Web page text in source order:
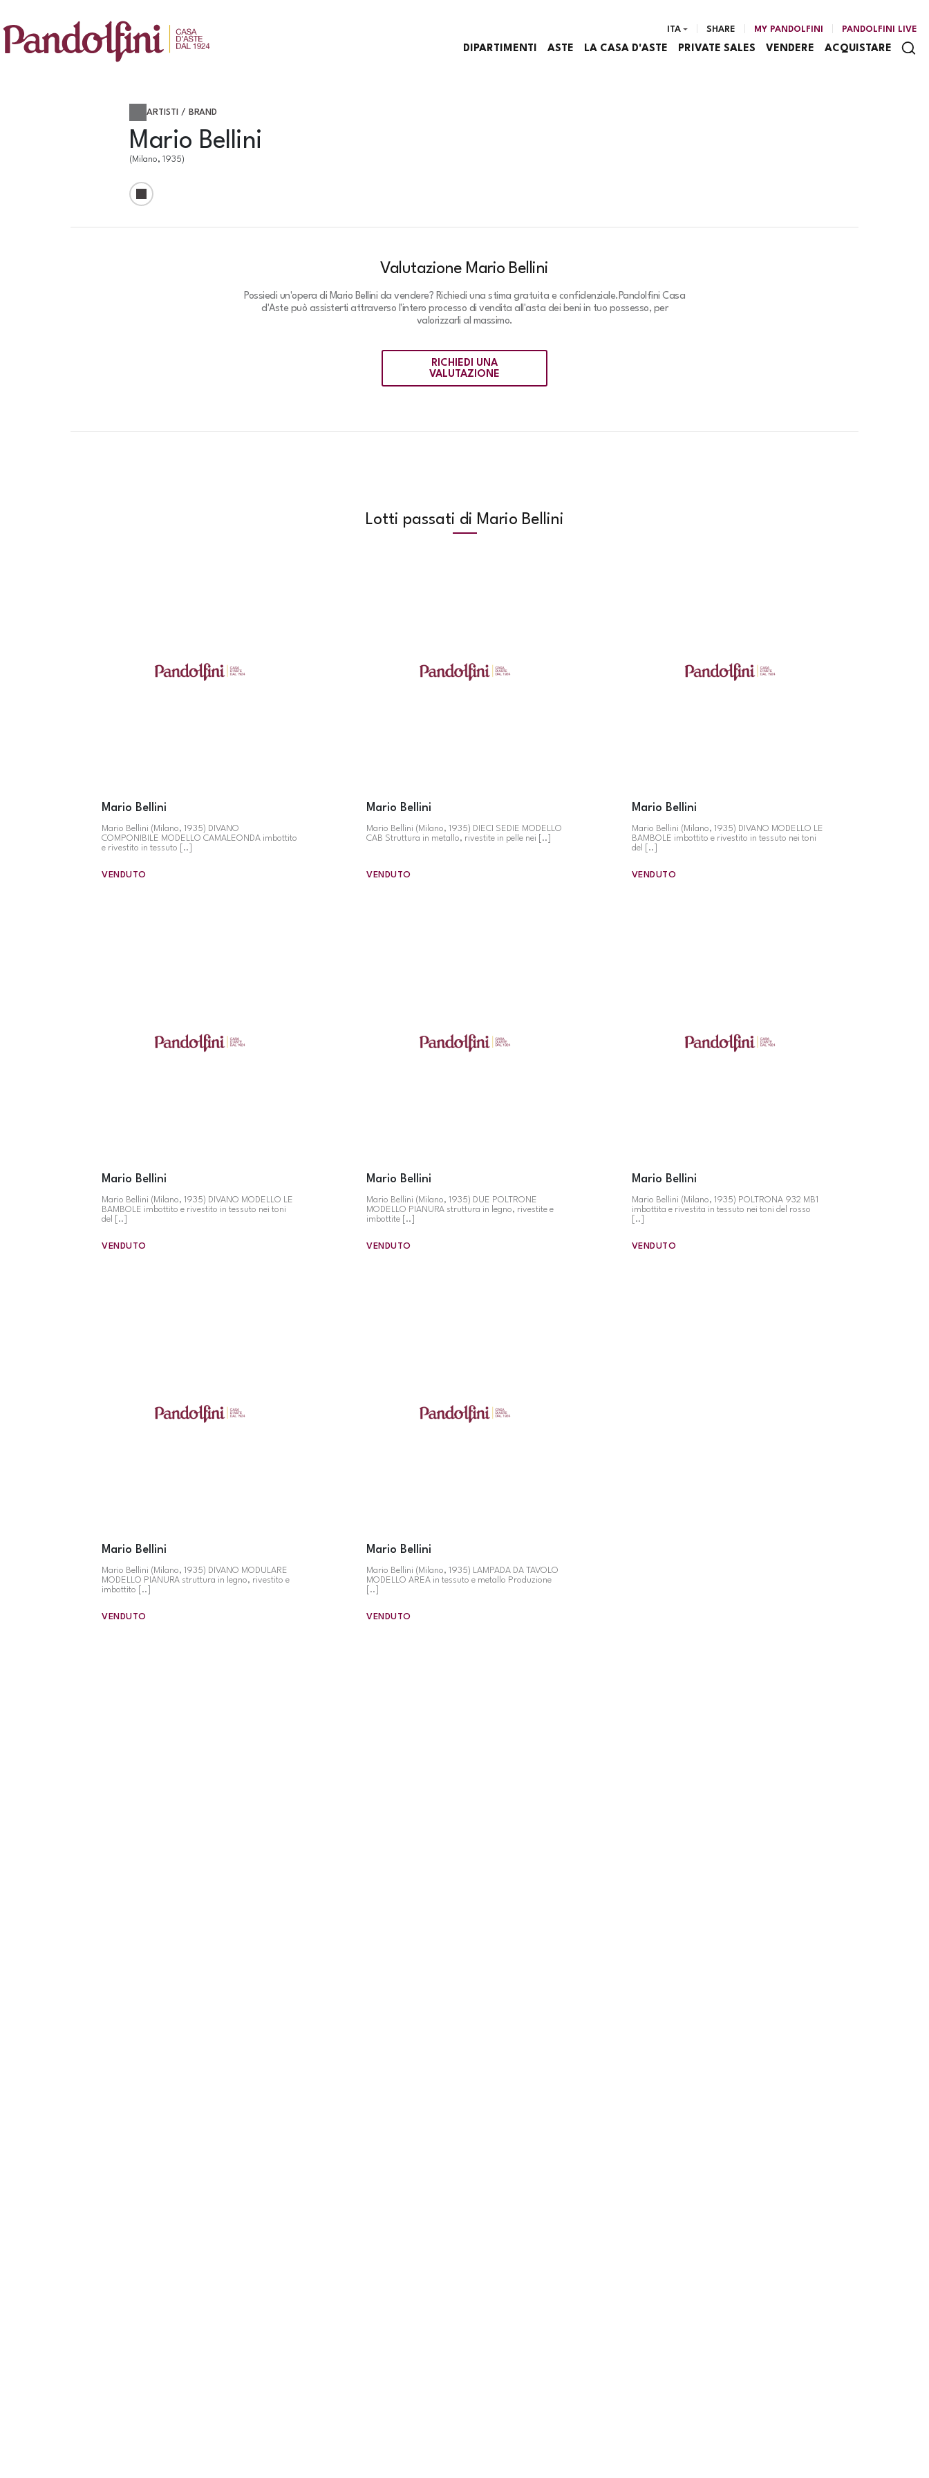
ITA SHARE MY PANDOLFINI PANDOLFINI LIVE
DIPARTIMENTI ASTE LA CASA D'ASTE PRIVATE SALES VENDERE ACQUISTARE
ARTISTI / BRAND
Mario Bellini
(Milano, 1935)
Valutazione Mario Bellini
Possiedi un'opera di Mario Bellini da vendere? Richiedi una stima gratuita e confidenziale. Pandolfini Casa
d'Aste può assisterti attraverso l'intero processo di vendita all'asta dei beni in tuo possesso, per
valorizzarli al massimo.
RICHIEDI UNA
VALUTAZIONE
Lotti passati di Mario Bellini
Mario Bellini
Mario Bellini (Milano, 1935) DIVANO
COMPONIBILE MODELLO CAMALEONDA imbottito
e rivestito in tessuto [..]
VENDUTO
Mario Bellini
Mario Bellini (Milano, 1935) DIECI SEDIE MODELLO
CAB Struttura in metallo, rivestite in pelle nei [..]
VENDUTO
Mario Bellini
Mario Bellini (Milano, 1935) DIVANO MODELLO LE
BAMBOLE imbottito e rivestito in tessuto nei toni
del [..]
VENDUTO
Mario Bellini
Mario Bellini (Milano, 1935) DIVANO MODELLO LE
BAMBOLE imbottito e rivestito in tessuto nei toni
del [..]
VENDUTO
Mario Bellini
Mario Bellini (Milano, 1935) DUE POLTRONE
MODELLO PIANURA struttura in legno, rivestite e
imbottite [..]
VENDUTO
Mario Bellini
Mario Bellini (Milano, 1935) POLTRONA 932 MB1
imbottita e rivestita in tessuto nei toni del rosso
[..]
VENDUTO
Mario Bellini
Mario Bellini (Milano, 1935) DIVANO MODULARE
MODELLO PIANURA struttura in legno, rivestito e
imbottito [..]
VENDUTO
Mario Bellini
Mario Bellini (Milano, 1935) LAMPADA DA TAVOLO
MODELLO AREA in tessuto e metallo Produzione
[..]
VENDUTO